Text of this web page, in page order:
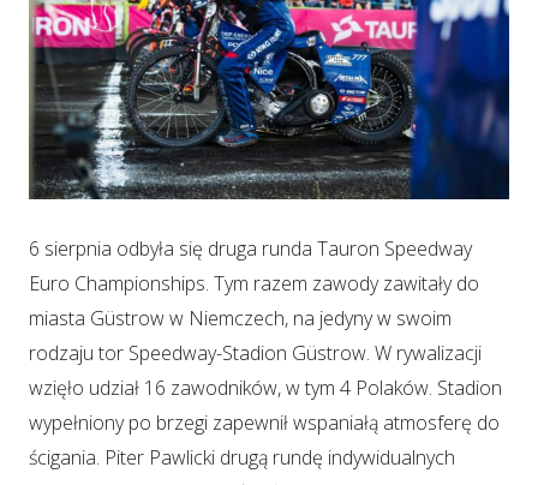
6 sierpnia odbyła się druga runda Tauron Speedway
Euro Championships. Tym razem zawody zawitały do
miasta Güstrow w Niemczech, na jedyny w swoim
rodzaju tor Speedway-Stadion Güstrow. W rywalizacji
wzięło udział 16 zawodników, w tym 4 Polaków. Stadion
wypełniony po brzegi zapewnił wspaniałą atmosferę do
ścigania. Piter Pawlicki drugą rundę indywidualnych